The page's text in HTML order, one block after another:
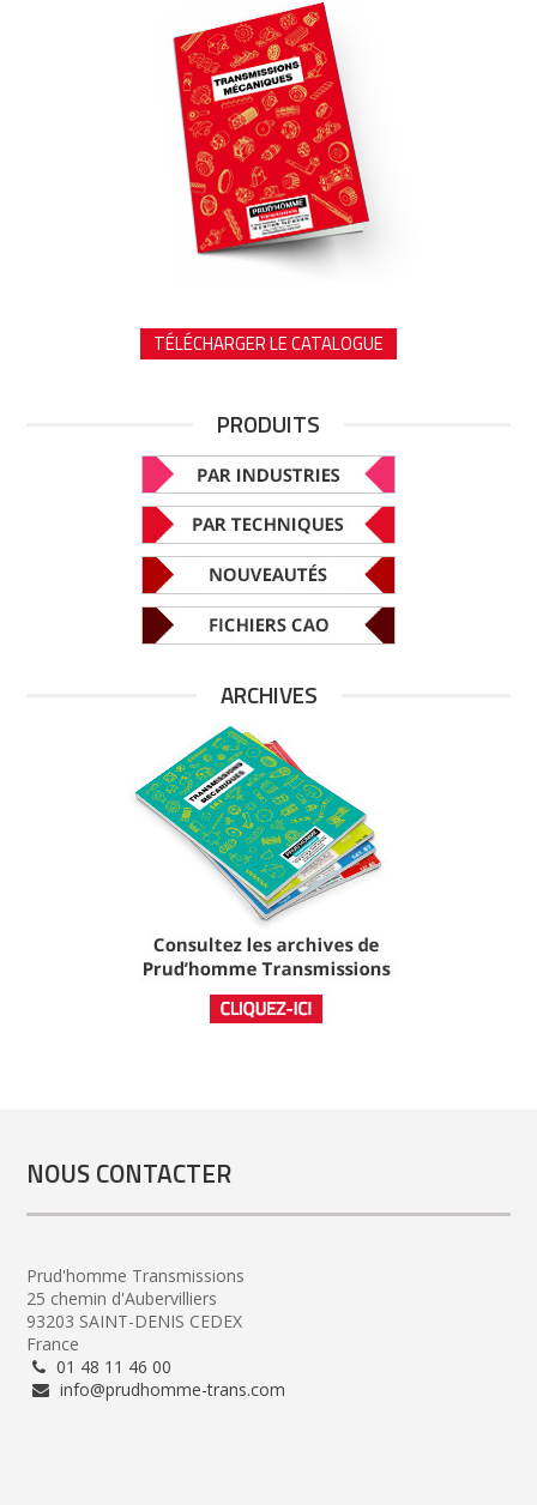
TÉLÉCHARGER LE CATALOGUE
PRODUITS
ARCHIVES
NOUS CONTACTER
Prud'homme Transmissions
25 chemin d'Aubervilliers
93203 SAINT-DENIS CEDEX
France
01 48 11 46 00
info@prudhomme-trans.com